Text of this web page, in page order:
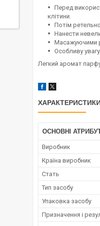
Перед
клітини.
Потім
Нанести
Масажуючими
Особливу
Легкий аромат
ОСНОВНІ
Виробник
Країна виробник
Стать
Тип засобу
Упаковка засобу
Призначення і